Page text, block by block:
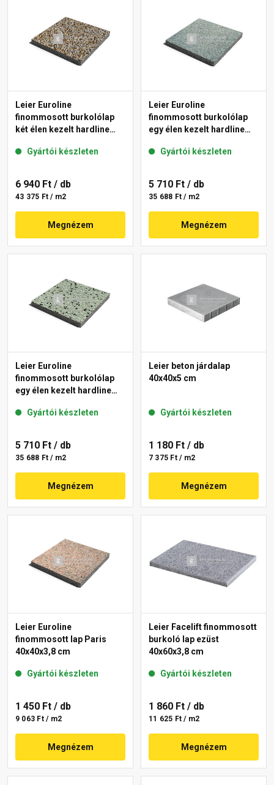
Leier Euroline
finommosott burkolólap
két élen kezelt hardline
Gyártói készleten
6 940 Ft / db
43 375 Ft / m2
Megnézem
Leier Euroline
finommosott burkolólap
egy élen kezelt hardline
Gyártói készleten
5 710 Ft / db
35 688 Ft / m2
Megnézem
Leier Euroline
finommosott burkolólap
egy élen kezelt hardline
Gyártói készleten
5 710 Ft / db
35 688 Ft / m2
Megnézem
Leier beton járdalap
40x40x5 cm
Gyártói készleten
1 180 Ft / db
7 375 Ft / m2
Megnézem
Leier Euroline
finommosott lap Paris
40x40x3,8 cm
Gyártói készleten
1 450 Ft / db
9 063 Ft / m2
Megnézem
Leier Facelift finommosott
burkoló lap ezüst
40x60x3,8 cm
Gyártói készleten
1 860 Ft / db
11 625 Ft / m2
Megnézem